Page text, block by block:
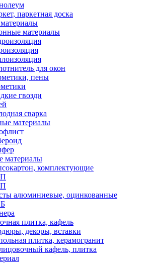
паркетная доска
материалы
для окон
пены
гвозди
сварка
материалы
материалы
комплектующие
алюминиевые, оцинкованные
плитка, кафель
декоры, вставки
плитка, керамогранит
кафель, плитка